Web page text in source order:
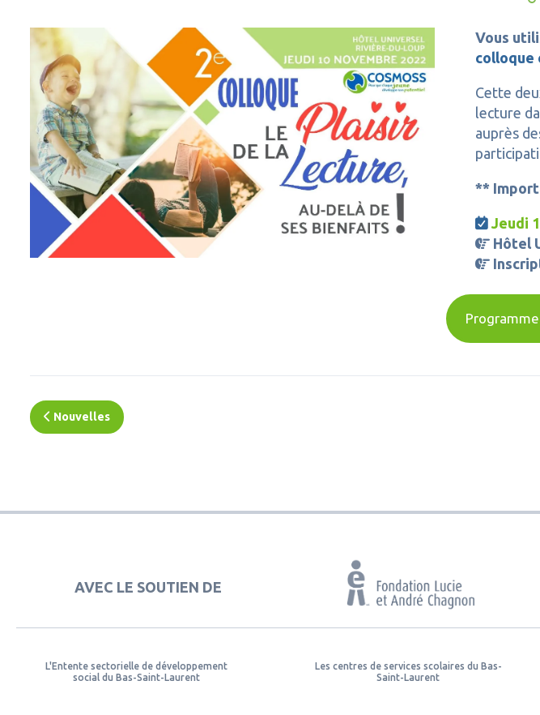
Vous
colloque
Cette
lecture
auprès
**
 Jeudi
 Hôtel

Nouvelles
AVEC LE SOUTIEN DE
L'Entente sectorielle de développement
social du Bas-Saint-Laurent
Les centres de services scolaires du Bas-
Saint-Laurent